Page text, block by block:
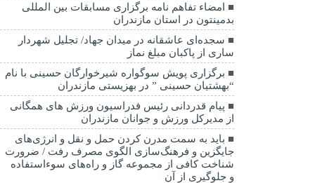
امضاء تفاهم نامه برگزاری مسابقات بین المللی
بدمینتون در استان مازندران
سجده‌ای عاشقانه در میدان جهاد/ تجلیل شهردار
ساری از پاکبان مبلغ نماز
برگزاری پویش سوگواره شیرخوارگان حسینی با نام
“بهشتیان حسینی ” در بهزیستی مازندران
پیام قدردانی رئیس فدراسیون ورزش های همگانی
از مدیرکل ورزش و جوانان مازندران
باید به سمت مدرن کردن حمل و نقل و انرژی‌های
جایگزین و فرهنگ‌سازی الگوی مصرف رفت / ضرورت
شناخت کافی از مجموعه گاز و راه‌های سوءاستفاده
و جلوگیری از آن